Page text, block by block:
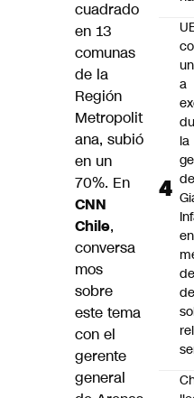
cuadrado
en 13
comunas
de la
Región
Metropolit
ana, subió
en un
70%. En
CNN
Chile,
conversa
mos
sobre
este tema
con el
gerente
general
a
la
de
en
de